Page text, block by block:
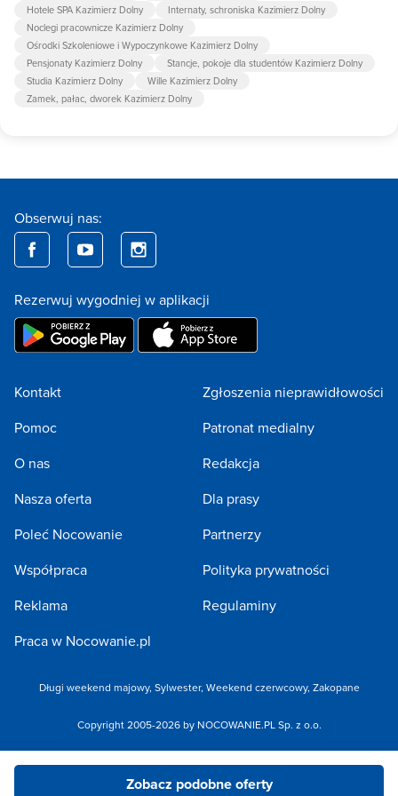
Zobacz podobne oferty
Hotele SPA Kazimierz Dolny
Internaty, schroniska Kazimierz Dolny
Noclegi pracownicze Kazimierz Dolny
Ośrodki Szkoleniowe i Wypoczynkowe Kazimierz Dolny
Pensjonaty Kazimierz Dolny
Stancje, pokoje dla studentów Kazimierz Dolny
Studia Kazimierz Dolny
Wille Kazimierz Dolny
Zamek, pałac, dworek Kazimierz Dolny
Obserwuj nas:
Rezerwuj wygodniej w aplikacji
Kontakt
Pomoc
O nas
Nasza oferta
Poleć Nocowanie
Współpraca
Reklama
Praca w Nocowanie.pl
Zgłoszenia nieprawidłowości
Patronat medialny
Redakcja
Dla prasy
Partnerzy
Polityka prywatności
Regulaminy
Długi weekend majowy, Sylwester, Weekend czerwcowy, Zakopane
Copyright 2005-2026 by NOCOWANIE.PL Sp. z o.o.